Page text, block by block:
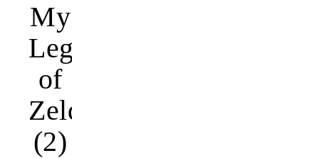
My
Legend
of
Zelda
(2)